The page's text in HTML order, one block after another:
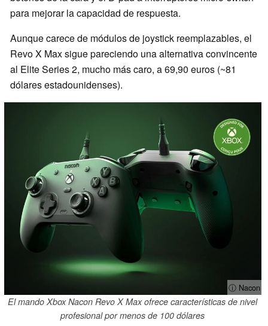
para mejorar la capacidad de respuesta.
Aunque carece de módulos de joystick reemplazables, el
Revo X Max sigue pareciendo una alternativa convincente
al Elite Series 2, mucho más caro, a 69,90 euros (~81
dólares estadounidenses).
ⓘ Nacon
El mando Xbox Nacon Revo X Max ofrece características de nivel
profesional por menos de 100 dólares